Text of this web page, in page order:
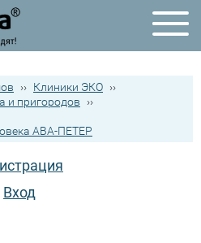
›› Клиники ЭКО ››
и пригородов
››
АВА-ПЕТЕР
Вход